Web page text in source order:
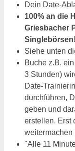
Dein Date-
100% an die
Griesbacher
Singlebörsen!
Siehe unten
Buche z.B.
3 Stunden)
Date-
durchführen,
geben und
erstellen. Erst
weitermachen
"Alle 11